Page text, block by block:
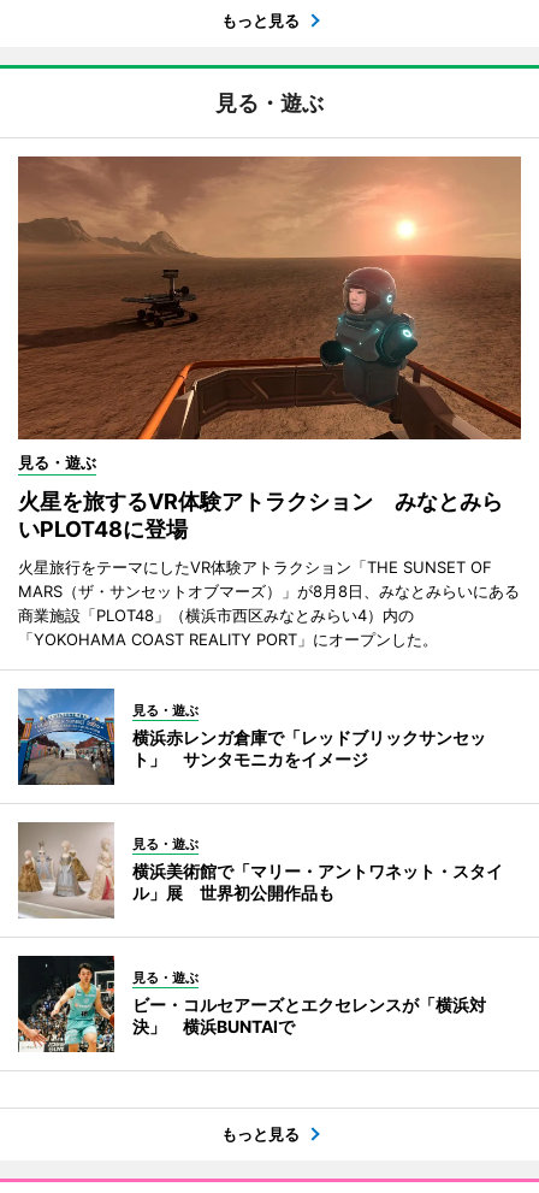
もっと見る
見る・遊ぶ
見る・遊ぶ
火星を旅するVR体験アトラクション みなとみら
いPLOT48に登場
火星旅行をテーマにしたVR体験アトラクション「THE SUNSET OF
MARS（ザ・サンセットオブマーズ）」が8月8日、みなとみらいにある
商業施設「PLOT48」（横浜市西区みなとみらい4）内の
「YOKOHAMA COAST REALITY PORT」にオープンした。
見る・遊ぶ
横浜赤レンガ倉庫で「レッドブリックサンセッ
ト」 サンタモニカをイメージ
見る・遊ぶ
横浜美術館で「マリー・アントワネット・スタイ
ル」展 世界初公開作品も
見る・遊ぶ
ビー・コルセアーズとエクセレンスが「横浜対
決」 横浜BUNTAIで
もっと見る